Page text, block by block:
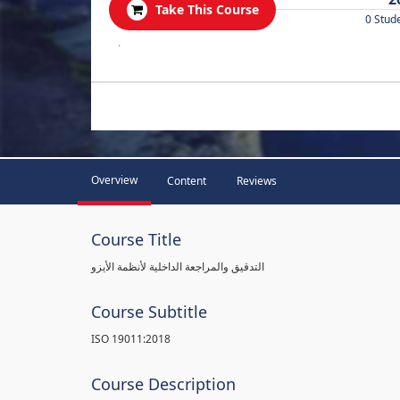
Take This Course
0
.
Overview Content Reviews
Course Title
التدقيق والمراجعة الداخلية لأنظمة الأيزو
Course Subtitle
ISO 19011:2018
Course Description